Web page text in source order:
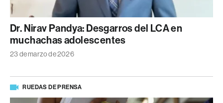
Dr. Nirav Pandya: Desgarros del LCA en
muchachas adolescentes
23 de marzo de 2026
RUEDAS DE PRENSA